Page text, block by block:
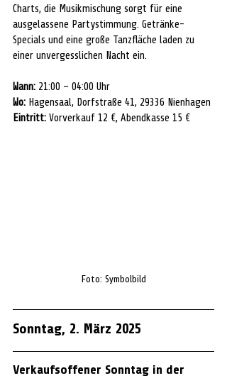
Charts, die Musikmischung sorgt für eine
ausgelassene Partystimmung. Getränke-
Specials und eine große Tanzfläche laden zu
einer unvergesslichen Nacht ein.
Wann: 21:00 – 04:00 Uhr
Wo: Hagensaal, Dorfstraße 41, 29336 Nienhagen
Eintritt: Vorverkauf 12 €, Abendkasse 15 €
Foto: Symbolbild
Sonntag, 2. März 2025
Verkaufsoffener Sonntag in der